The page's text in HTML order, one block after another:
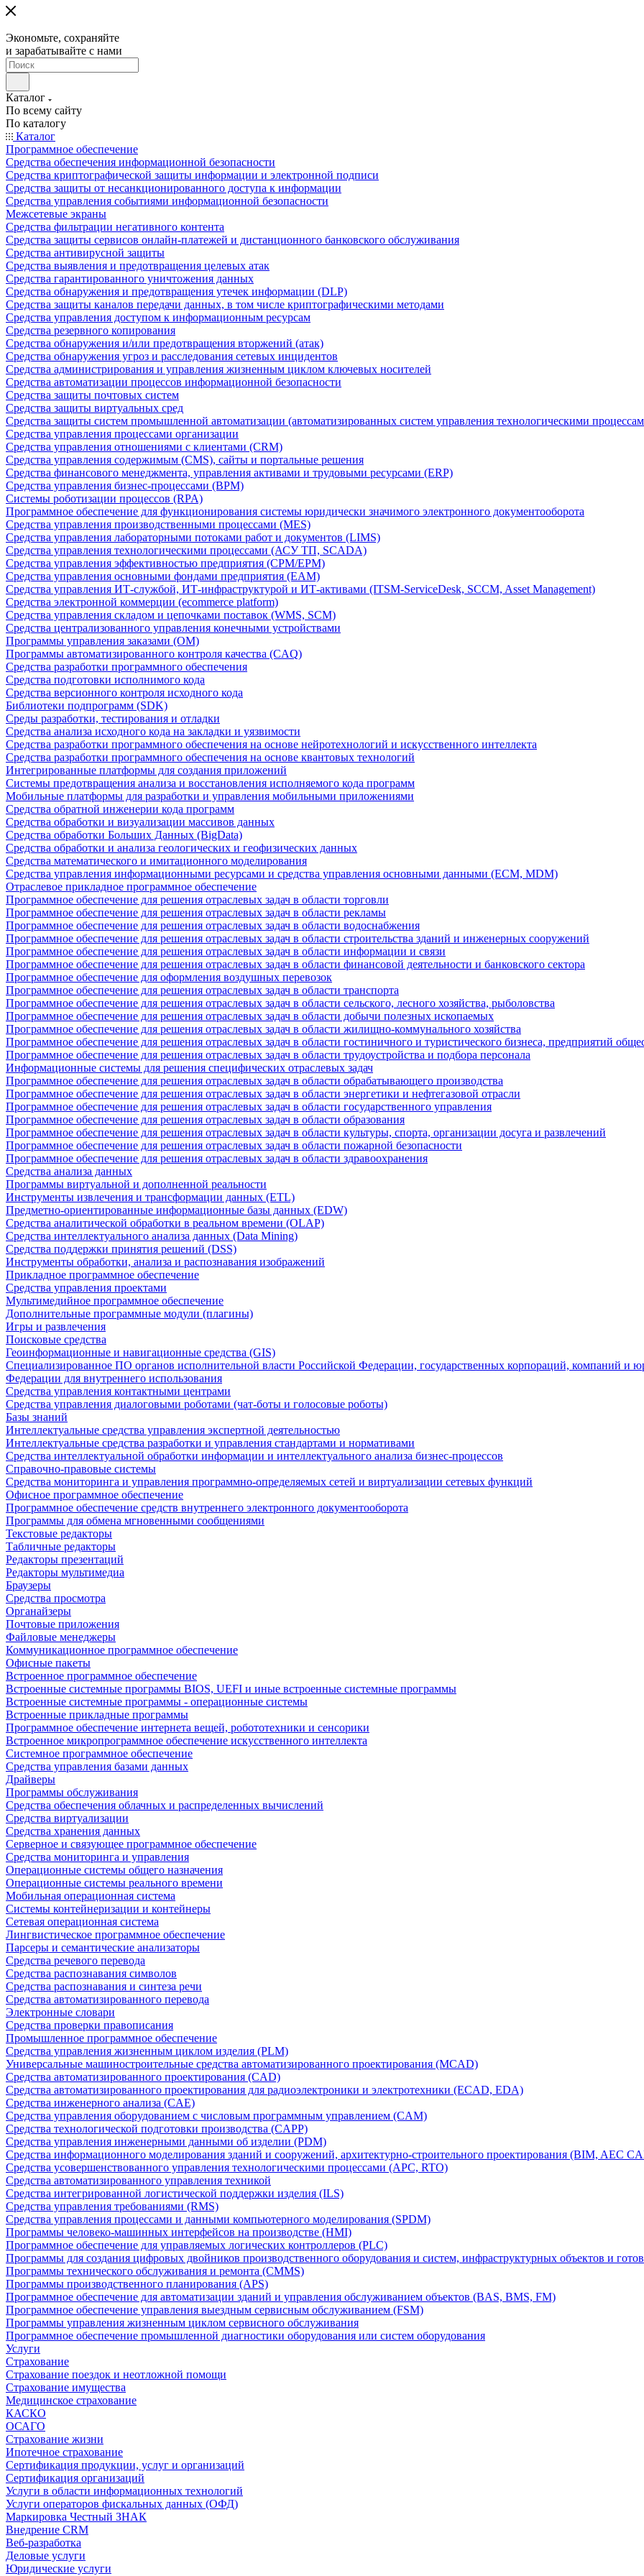
Экономьте, сохраняйте
и зарабатывайте с нами
Каталог
По всему сайту
По каталогу
Каталог
Программное обеспечение
Средства обеспечения информационной безопасности
Средства криптографической защиты информации и электронной подписи
Средства защиты от несанкционированного доступа к информации
Средства управления событиями информационной безопасности
Межсетевые экраны
Средства фильтрации негативного контента
Средства защиты сервисов онлайн-платежей и дистанционного банковского обслуживания
Средства антивирусной защиты
Средства выявления и предотвращения целевых атак
Средства гарантированного уничтожения данных
Средства обнаружения и предотвращения утечек информации (DLP)
Средства защиты каналов передачи данных, в том числе криптографическими методами
Средства управления доступом к информационным ресурсам
Средства резервного копирования
Средства обнаружения и/или предотвращения вторжений (атак)
Средства обнаружения угроз и расследования сетевых инцидентов
Средства администрирования и управления жизненным циклом ключевых носителей
Средства автоматизации процессов информационной безопасности
Средства защиты почтовых систем
Средства защиты виртуальных сред
Средства защиты систем промышленной автоматизации (автоматизированных систем управления технологическими
Средства управления процессами организации
Средства управления отношениями с клиентами (CRM)
Средства управления содержимым (CMS), сайты и портальные решения
Средства финансового менеджмента, управления активами и трудовыми ресурсами (ERP)
Средства управления бизнес-процессами (BPM)
Системы роботизации процессов (RPA)
Программное обеспечение для функционирования системы юридически значимого электронного документооборота
Средства управления производственными процессами (MES)
Средства управления лабораторными потоками работ и документов (LIMS)
Средства управления технологическими процессами (АСУ ТП, SCADA)
Средства управления эффективностью предприятия (CPM/EPM)
Средства управления основными фондами предприятия (EAM)
Средства управления ИТ-службой, ИТ-инфраструктурой и ИТ-активами (ITSM-ServiceDesk, SCCM, Asset Management)
Средства электронной коммерции (ecommerce platform)
Средства управления складом и цепочками поставок (WMS, SCM)
Средства централизованного управления конечными устройствами
Программы управления заказами (OM)
Программы автоматизированного контроля качества (CAQ)
Средства разработки программного обеспечения
Средства подготовки исполнимого кода
Средства версионного контроля исходного кода
Библиотеки подпрограмм (SDK)
Среды разработки, тестирования и отладки
Средства анализа исходного кода на закладки и уязвимости
Средства разработки программного обеспечения на основе нейротехнологий и искусственного интеллекта
Средства разработки программного обеспечения на основе квантовых технологий
Интегрированные платформы для создания приложений
Системы предотвращения анализа и восстановления исполняемого кода программ
Мобильные платформы для разработки и управления мобильными приложениями
Средства обратной инженерии кода программ
Средства обработки и визуализации массивов данных
Средства обработки Больших Данных (BigData)
Средства обработки и анализа геологических и геофизических данных
Средства математического и имитационного моделирования
Средства управления информационными ресурсами и средства управления основными данными (ECM, MDM)
Отраслевое прикладное программное обеспечение
Программное обеспечение для решения отраслевых задач в области торговли
Программное обеспечение для решения отраслевых задач в области рекламы
Программное обеспечение для решения отраслевых задач в области водоснабжения
Программное обеспечение для решения отраслевых задач в области строительства зданий и инженерных сооружений
Программное обеспечение для решения отраслевых задач в области информации и связи
Программное обеспечение для решения отраслевых задач в области финансовой деятельности и банковского сектора
Программное обеспечение для оформления воздушных перевозок
Программное обеспечение для решения отраслевых задач в области транспорта
Программное обеспечение для решения отраслевых задач в области сельского, лесного хозяйства, рыболовства
Программное обеспечение для решения отраслевых задач в области добычи полезных ископаемых
Программное обеспечение для решения отраслевых задач в области жилищно-коммунального хозяйства
Программное обеспечение для решения отраслевых задач в области гостиничного и туристического бизнеса, предприятий
Программное обеспечение для решения отраслевых задач в области трудоустройства и подбора персонала
Информационные системы для решения специфических отраслевых задач
Программное обеспечение для решения отраслевых задач в области обрабатывающего производства
Программное обеспечение для решения отраслевых задач в области энергетики и нефтегазовой отрасли
Программное обеспечение для решения отраслевых задач в области государственного управления
Программное обеспечение для решения отраслевых задач в области образования
Программное обеспечение для решения отраслевых задач в области культуры, спорта, организации досуга и развлечений
Программное обеспечение для решения отраслевых задач в области пожарной безопасности
Программное обеспечение для решения отраслевых задач в области здравоохранения
Средства анализа данных
Программы виртуальной и дополненной реальности
Инструменты извлечения и трансформации данных (ETL)
Предметно-ориентированные информационные базы данных (EDW)
Средства аналитической обработки в реальном времени (OLAP)
Средства интеллектуального анализа данных (Data Mining)
Средства поддержки принятия решений (DSS)
Инструменты обработки, анализа и распознавания изображений
Прикладное программное обеспечение
Средства управления проектами
Мультимедийное программное обеспечение
Дополнительные программные модули (плагины)
Игры и развлечения
Поисковые средства
Геоинформационные и навигационные средства (GIS)
Специализированное ПО органов исполнительной власти Российской Федерации, государственных корпораций, компаний и
Федерации для внутреннего использования
Средства управления контактными центрами
Средства управления диалоговыми роботами (чат-боты и голосовые роботы)
Базы знаний
Интеллектуальные средства управления экспертной деятельностью
Интеллектуальные средства разработки и управления стандартами и нормативами
Средства интеллектуальной обработки информации и интеллектуального анализа бизнес-процессов
Справочно-правовые системы
Средства мониторинга и управления программно-определяемых сетей и виртуализации сетевых функций
Офисное программное обеспечение
Программное обеспечение средств внутреннего электронного документооборота
Программы для обмена мгновенными сообщениями
Текстовые редакторы
Табличные редакторы
Редакторы презентаций
Редакторы мультимедиа
Браузеры
Средства просмотра
Органайзеры
Почтовые приложения
Файловые менеджеры
Коммуникационное программное обеспечение
Офисные пакеты
Встроенное программное обеспечение
Встроенные системные программы BIOS, UEFI и иные встроенные системные программы
Встроенные системные программы - операционные системы
Встроенные прикладные программы
Программное обеспечение интернета вещей, робототехники и сенсорики
Встроенное микропрограммное обеспечение искусственного интеллекта
Системное программное обеспечение
Средства управления базами данных
Драйверы
Программы обслуживания
Средства обеспечения облачных и распределенных вычислений
Средства виртуализации
Средства хранения данных
Серверное и связующее программное обеспечение
Средства мониторинга и управления
Операционные системы общего назначения
Операционные системы реального времени
Мобильная операционная система
Системы контейнеризации и контейнеры
Сетевая операционная система
Лингвистическое программное обеспечение
Парсеры и семантические анализаторы
Средства речевого перевода
Средства распознавания символов
Средства распознавания и синтеза речи
Средства автоматизированного перевода
Электронные словари
Средства проверки правописания
Промышленное программное обеспечение
Средства управления жизненным циклом изделия (PLM)
Универсальные машиностроительные средства автоматизированного проектирования (MCAD)
Средства автоматизированного проектирования (CAD)
Средства автоматизированного проектирования для радиоэлектроники и электротехники (ECAD, EDA)
Средства инженерного анализа (CAE)
Средства управления оборудованием с числовым программным управлением (CAM)
Средства технологической подготовки производства (CAPP)
Средства управления инженерными данными об изделии (PDM)
Средства информационного моделирования зданий и сооружений, архитектурно-строительного проектирования (BIM, AEC
Средства усовершенствованного управления технологическими процессами (APC, RTO)
Средства автоматизированного управления техникой
Средства интегрированной логистической поддержки изделия (ILS)
Средства управления требованиями (RMS)
Средства управления процессами и данными компьютерного моделирования (SPDM)
Программы человеко-машинных интерфейсов на производстве (HMI)
Программное обеспечение для управляемых логических контроллеров (PLC)
Программы для создания цифровых двойников производственного оборудования и систем, инфраструктурных объектов и
Программы технического обслуживания и ремонта (CMMS)
Программы производственного планирования (APS)
Программное обеспечение для автоматизации зданий и управления обслуживанием объектов (BAS, BMS, FM)
Программное обеспечение управления выездным сервисным обслуживанием (FSM)
Программы управления жизненным циклом сервисного обслуживания
Программное обеспечение промышленной диагностики оборудования или систем оборудования
Услуги
Страхование
Страхование поездок и неотложной помощи
Страхование имущества
Медицинское страхование
КАСКО
ОСАГО
Страхование жизни
Ипотечное страхование
Сертификация продукции, услуг и организаций
Сертификация организаций
Услуги в области информационных технологий
Услуги операторов фискальных данных (ОФД)
Маркировка Честный ЗНАК
Внедрение CRM
Веб-разработка
Деловые услуги
Юридические услуги